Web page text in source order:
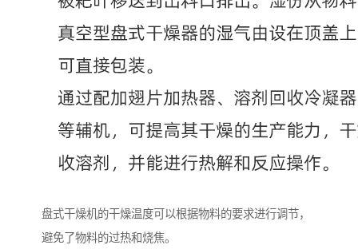
盘式干燥机的干燥温度可以根据物料的要求进行调节，
避免了物料的过热和烧焦。